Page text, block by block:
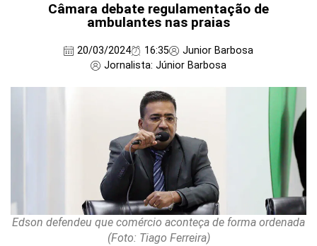
Câmara debate regulamentação de
ambulantes nas praias
20/03/2024 16:35
Junior Barbosa
Jornalista: Júnior Barbosa
Edson defendeu que comércio aconteça de forma ordenada
(Foto: Tiago Ferreira)